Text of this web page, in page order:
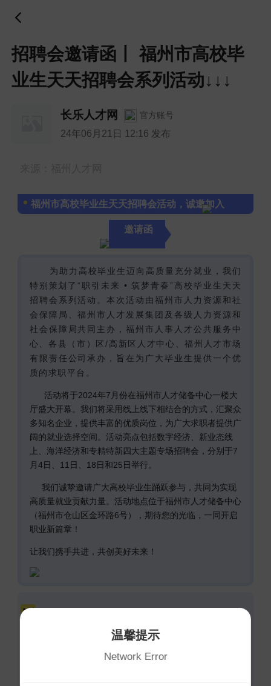
招聘会邀请函丨 福州市高校毕
业生天天招聘会系列活动↓↓↓
长乐人才网 官方账号
24年06月21日 12:16 发布
福州市高校毕业生天天招聘会活动，诚邀加入
邀请函
为助力高校毕业生迈向高质量充分就业，我们
特别策划了“职引未来 • 筑梦青春”高校毕业生天天
招聘会系列活动。本次活动由福州市人力资源和社
会保障局、福州市人才发展集团及各级人力资源和
社会保障局共同主办，福州市人事人才公共服务中
心、各县（市）区/高新区人才中心、福州人才市场
有限责任公司承办，旨在为广大毕业生提供一个优
质的求职平台。
活动将于2024年7月份在福州市人才储备中心一楼大
厅盛大开幕。我们将采用线上线下相结合的方式，汇聚众
多知名企业，提供丰富的优质岗位，为广大求职者提供广
阔的就业选择空间。活动亮点包括数字经济、新业态线
上、海洋经济和专精特新四大主题专场招聘会，分别于7
月4日、11日、18日和25日举行。
我们诚挚邀请广大高校毕业生踊跃参与，共同为实现
高质量就业贡献力量。活动地点位于福州市人才储备中心
（福州市仓山区金环路6号），期待您的光临，一同开启
职业新篇章！
让我们携手共进，共创美好未来！
如有招聘需求的用人单位，请填写岗位表并发送
至邮箱：86060123@qq.com，邮件主题请备注
温馨提示
Network Error